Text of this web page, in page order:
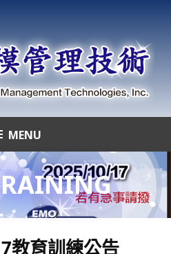
MENU
教育訓練公告